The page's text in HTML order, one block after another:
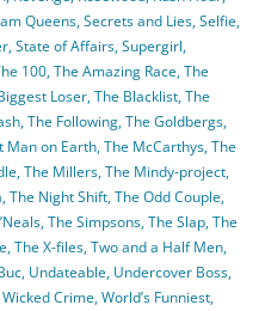
Queens,Secrets and Lies,Selfie,
,State of Affairs,Supergirl,
100,The Amazing Race,The
Loser,The Blacklist,The
,The Following,The Goldbergs,
Man on Earth,The McCarthys,The
,The Millers,The Mindy-project,
,The Night Shift,The Odd Couple,
,The Simpsons,The Slap,The
,The X-files,Two and a Half Men,
, Undateable, Undercover Boss,
Wicked Crime,World’s Funniest,